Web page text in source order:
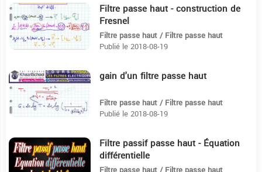
4:12 Filtre passe haut - construction de
Fresnel️️
Filtre passe haut / Filtre passe haut
Publié le 2018-08-19
2:11 gain d'un filtre passe haut️️
Filtre passe haut / Filtre passe haut
Publié le 2018-08-19
4:52 Filtre passif passe haut - Équation
différentielle